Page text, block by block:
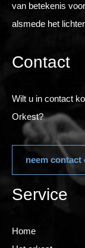
van betekenis
alsmede het
Contact
Wilt u in contact
Orkest?
neem contact
Service
Home